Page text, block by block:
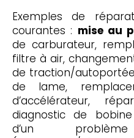
Exemples de
courantes : mise au
de carburateur,
filtre à air,
de traction/
de lame,
d’accélérateur,
diagnostic de
d’un